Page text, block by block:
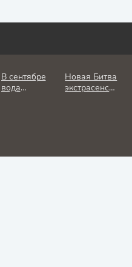
В сентябре
вода
Новая Битва
экстрасенсов